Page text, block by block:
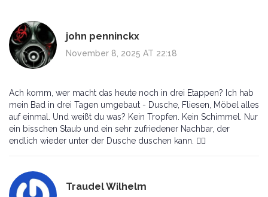
john penninckx
November 8, 2025 AT 22:18
Ach komm, wer macht das heute noch in drei Etappen? Ich hab
mein Bad in drei Tagen umgebaut - Dusche, Fliesen, Möbel alles
auf einmal. Und weißt du was? Kein Tropfen. Kein Schimmel. Nur
ein bisschen Staub und ein sehr zufriedener Nachbar, der
endlich wieder unter der Dusche duschen kann. 🤷‍♂️
Traudel Wilhelm